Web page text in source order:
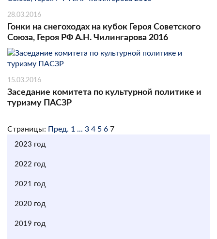
28.03.2016
Гонки на снегоходах на кубок Героя Советского
Союза, Героя РФ А.Н. Чилингарова 2016
15.03.2016
Заседание комитета по культурной политике и
туризму ПАСЗР
Страницы: Пред. 1 ... 3 4 5 6 7
2023 год
2022 год
2021 год
2020 год
2019 год